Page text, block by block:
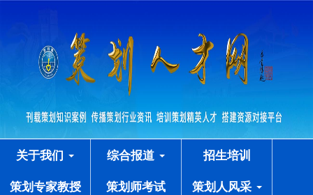
关于我们 综合报道
招生培训
策划专家教授
策划师考试
策划人风采